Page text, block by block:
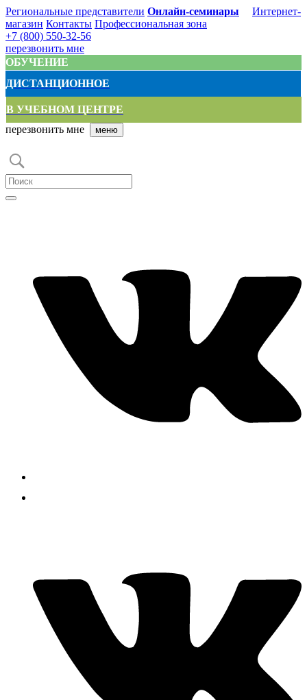
Региональные представители Онлайн-семинары
Интернет-
магазин Контакты Профессиональная зона
+7 (800) 550-32-56
перезвонить мне
ОБУЧЕНИЕ
ДИСТАНЦИОННОЕ
В УЧЕБНОМ ЦЕНТРЕ
перезвонить мне
меню